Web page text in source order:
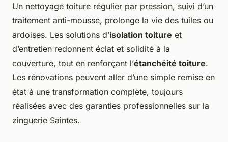
Un nettoyage toiture régulier par pression, suivi d’un
traitement anti-mousse, prolonge la vie des tuiles ou
ardoises. Les solutions d’isolation toiture et
d’entretien redonnent éclat et solidité à la
couverture, tout en renforçant l’étanchéité toiture.
Les rénovations peuvent aller d’une simple remise en
état à une transformation complète, toujours
réalisées avec des garanties professionnelles sur la
zinguerie Saintes.